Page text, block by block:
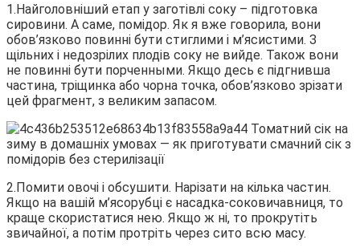
1.Найголовніший етап у заготівлі соку – підготовка
сировини. А саме, помідор. Як я вже говорила, вони
обов’язково повинні бути стиглими і м’ясистими. З
щільних і недозрілих плодів соку не вийде. Також вони
не повинні бути порченными. Якщо десь є підгнивша
частина, тріщинка або чорна точка, обов’язково зрізати
цей фрагмент, з великим запасом.
2.Помити овочі і обсушити. Нарізати на кілька частин.
Якщо на вашій м’ясорубці є насадка-соковичавниця, то
краще скористатися нею. Якщо ж ні, то прокрутіть
звичайної, а потім протріть через сито всю масу.